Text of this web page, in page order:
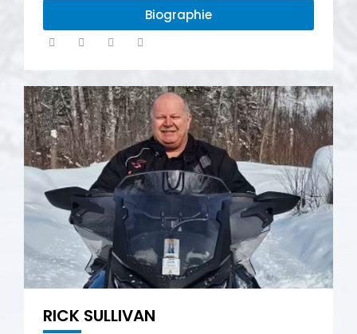
Biographie
RICK SULLIVAN